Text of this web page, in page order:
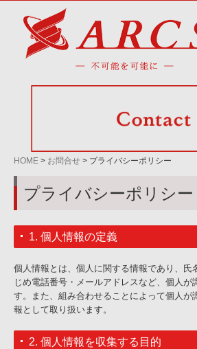
HOME
内装工事
施工事例
内装工事
お問合せ
プライバシーポリシー
HOME お問合せ プライバシーポリシー
プライバシーポリシー
1. 個人情報の定義
個人情報とは、個人に関する情報であり、氏
じめ電話番号・メールアドレスなど、個人が
す。また、組み合わせることによって個人が
報として取り扱います。
2. 個人情報を収集する目的